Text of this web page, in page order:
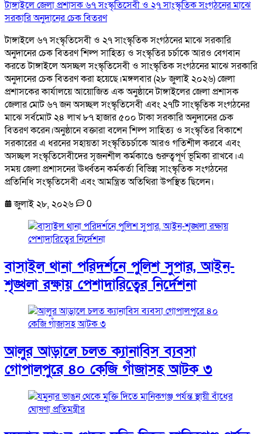
টাঙ্গাইলে জেলা প্রশাসক ৬৭ সংস্কৃতিসেবী ও ২৭ সাংস্কৃতিক সংগঠনের মাঝে
সরকারি অনুদানের চেক বিতরণ
টাঙ্গাইলে ৬৭ সংস্কৃতিসেবী ও ২৭ সাংস্কৃতিক সংগঠনের মাঝে সরকারি
অনুদানের চেক বিতরণ শিল্প সাহিত্য ও সংস্কৃতির চর্চাকে আরও বেগবান
করতে টাঙ্গাইলে অসচ্ছল সংস্কৃতিসেবী ও সাংস্কৃতিক সংগঠনের মাঝে সরকারি
অনুদানের চেক বিতরণ করা হয়েছে।মঙ্গলবার (২৮ জুলাই ২০২৬) জেলা
প্রশাসকের কার্যালয়ে আয়োজিত এক অনুষ্ঠানে টাঙ্গাইলের জেলা প্রশাসক
জেলার মোট ৬৭ জন অসচ্ছল সংস্কৃতিসেবী এবং ২৭টি সাংস্কৃতিক সংগঠনের
মাঝে সর্বমোট ২৪ লাখ ৮৭ হাজার ৫০০ টাকা সরকারি অনুদানের চেক
বিতরণ করেন।অনুষ্ঠানে বক্তারা বলেন শিল্প সাহিত্য ও সংস্কৃতির বিকাশে
সরকারের এ ধরনের সহায়তা সংস্কৃতিচর্চাকে আরও গতিশীল করবে এবং
অসচ্ছল সংস্কৃতিসেবীদের সৃজনশীল কর্মকাণ্ডে গুরুত্বপূর্ণ ভূমিকা রাখবে।এ
সময় জেলা প্রশাসনের ঊর্ধ্বতন কর্মকর্তা বিভিন্ন সাংস্কৃতিক সংগঠনের
প্রতিনিধি সংস্কৃতিসেবী এবং আমন্ত্রিত অতিথিরা উপস্থিত ছিলেন।
জুলাই ২৮, ২০২৬
0
বাসাইল থানা পরিদর্শনে পুলিশ সুপার, আইন-
শৃঙ্খলা রক্ষায় পেশাদারিত্বের নির্দেশনা
আলুর আড়ালে চলত ক্যানাবিস ব্যবসা
গোপালপুরে ৪০ কেজি গাঁজাসহ আটক ৩